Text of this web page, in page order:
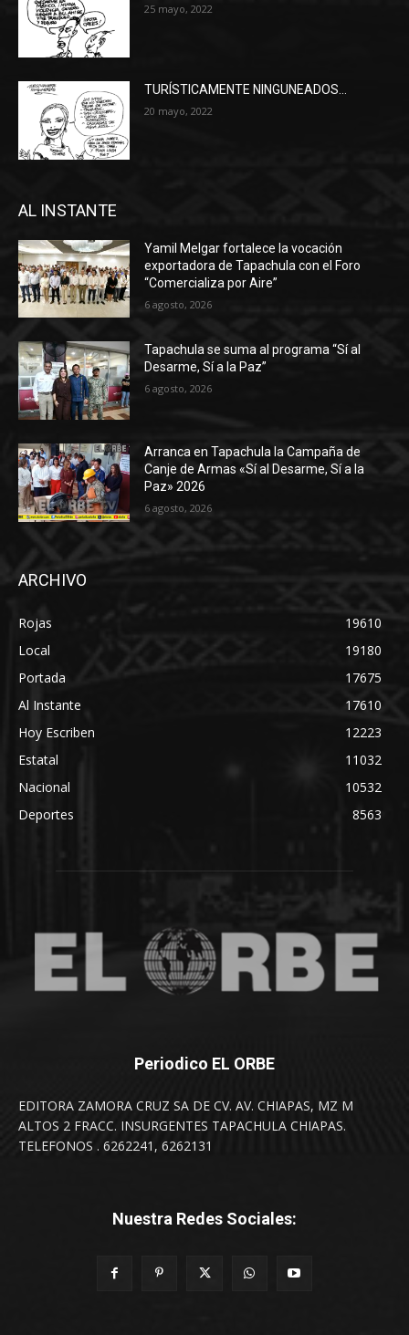
25 mayo, 2022
TURÍSTICAMENTE NINGUNEADOS…
20 mayo, 2022
AL INSTANTE
Yamil Melgar fortalece la vocación
exportadora de Tapachula con el Foro
“Comercializa por Aire”
6 agosto, 2026
Tapachula se suma al programa “Sí al
Desarme, Sí a la Paz”
6 agosto, 2026
Arranca en Tapachula la Campaña de
Canje de Armas «Sí al Desarme, Sí a la
Paz» 2026
6 agosto, 2026
ARCHIVO
Rojas
19610
Local
19180
Portada
17675
Al Instante
17610
Hoy Escriben
12223
Estatal
11032
Nacional
10532
Deportes
8563
Periodico EL ORBE
EDITORA ZAMORA CRUZ SA DE CV. AV. CHIAPAS, MZ M
ALTOS 2 FRACC. INSURGENTES TAPACHULA CHIAPAS.
TELEFONOS . 6262241, 6262131
Nuestra Redes Sociales: